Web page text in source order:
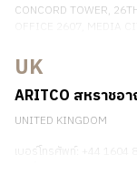
CONCORD TOWER,
OFFICE 2607, MEDIA
ติดต่อเรา
UK
ARITCO สหราชอ
UNITED KINGDOM
เบอร์โทรศัพท์: +44 1604